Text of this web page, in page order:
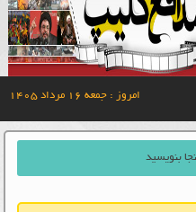
امروز : جمعه ۱۶ مرداد ۱۴۰۵